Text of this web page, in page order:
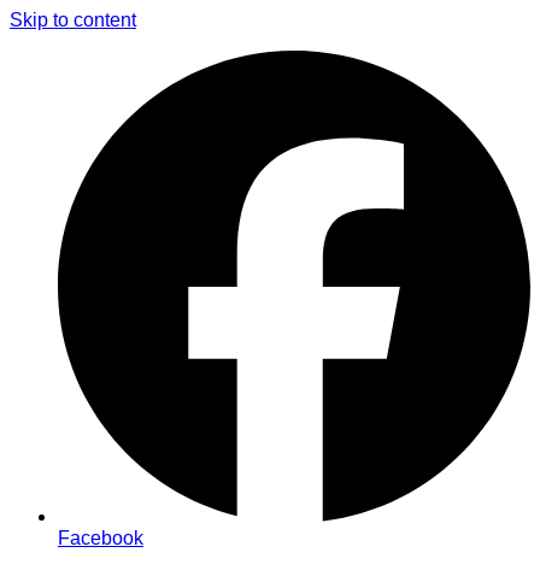
Skip to content
Facebook